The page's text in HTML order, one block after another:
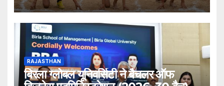
RAJASTHAN
बिरला ग्लोबल यूनिवर्सिटी ने बैचलर ऑफ